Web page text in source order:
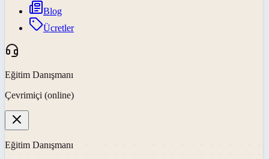
Blog
Ücretler
Eğitim Danışmanı
Çevrimiçi (online)
Eğitim Danışmanı